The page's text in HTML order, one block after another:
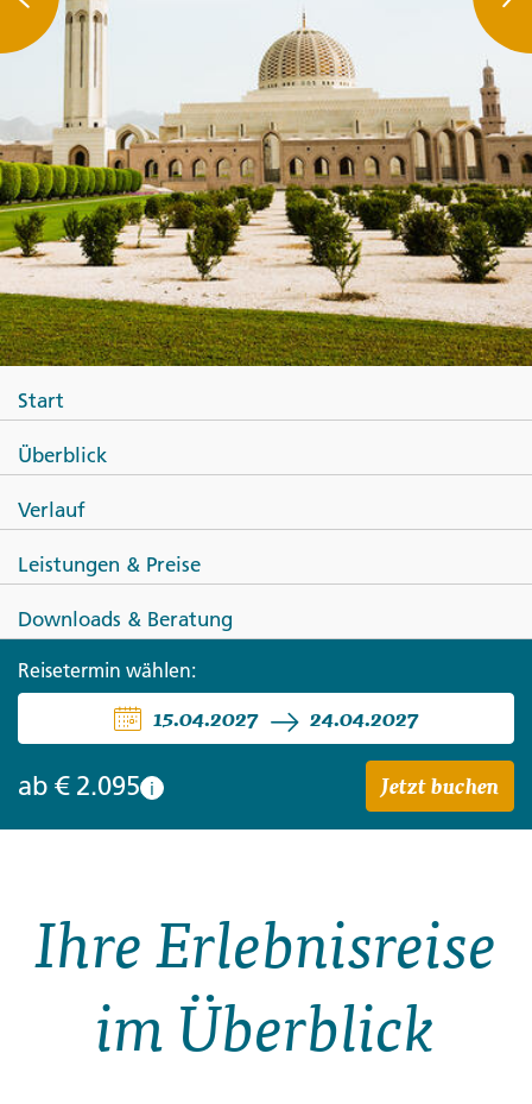
Oman und Meer
Start
Überblick
Verlauf
Leistungen & Preise
Downloads & Beratung
Reisetermin wählen:
15.04.2027 24.04.2027
ab € 2.095 i Jetzt buchen
Ihre Erlebnisreise
im Überblick